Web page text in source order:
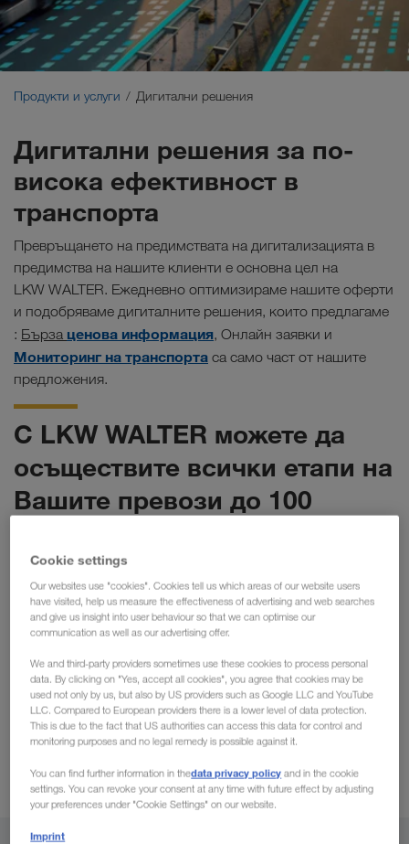
Устойчиви превози
Браншови решения
Продукти и услуги Дигитални решения
Дигитални решения за по-
висока ефективност в
транспорта
Превръщането на предимствата на дигитализацията в
предимства на нашите клиенти е основна цел на
LKW WALTER. Ежедневно оптимизираме нашите оферти
и подобряваме дигиталните решения, които предлагаме
: Бърза ценова информация, Онлайн заявки и
Мониторинг на транспорта са само част от нашите
предложения.
С LKW WALTER можете да
осъществите всички етапи на
Вашите превози до 100
Разбира се, ще продължите да получавате
индивидуалното обслужване, с което сте свикнали, за да
бъде използването на нашите дигитални продукти
дигитални решения и индивидуално обслужванение
подобряваме веригите на доставки, оптимизираме
товарните пространства и правим транспорта
прозрачен. Нашите клиенти се възползват от това всеки
ден - независимо дали са МСП или корпорации!
Cookie settings
Our websites use "cookies". Cookies tell us which areas of our website users
have visited, help us measure the effectiveness of advertising and web searches
and give us insight into user behaviour so that we can optimise our
communication as well as our advertising offer.
We and third-party providers sometimes use these cookies to process personal
data. By clicking on "Yes, accept all cookies", you agree that cookies may be
used not only by us, but also by US providers such as Google LLC and YouTube
LLC. Compared to European providers there is a lower level of data protection.
This is due to the fact that US authorities can access this data for control and
monitoring purposes and no legal remedy is possible against it.
You can find further information in thedata privacy policy and in the cookie
settings. You can revoke your consent at any time with future effect by adjusting
your preferences under "Cookie Settings" on our website.
Imprint